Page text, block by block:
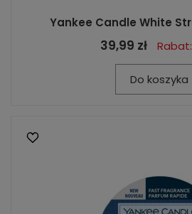
Yankee Candle White
39,99 zł
Do koszyka